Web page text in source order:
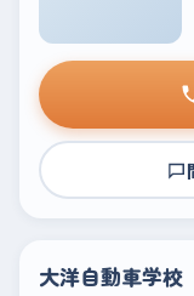
大洋自動車学校